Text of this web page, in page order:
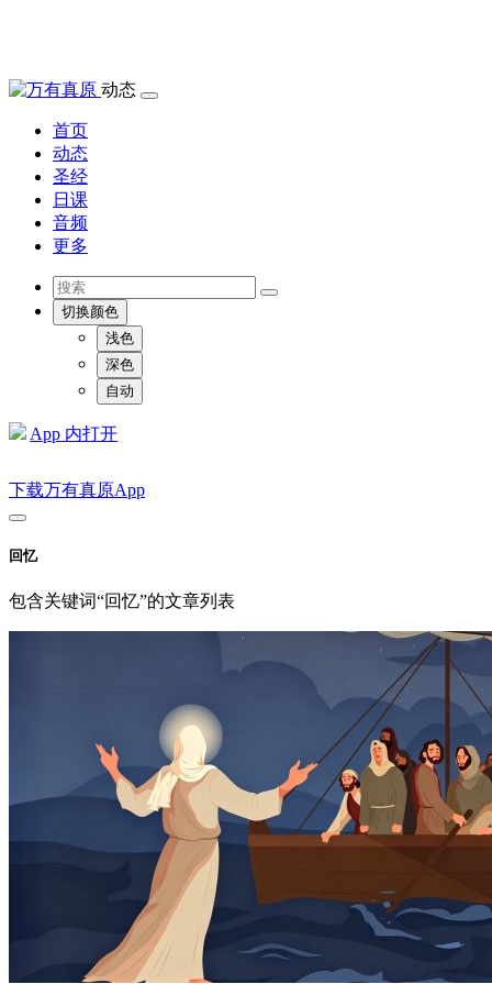
动态
首页
动态
圣经
日课
音频
更多
切换颜色
浅色
深色
自动
App 内打开
下载万有真原App
回忆
包含关键词“回忆”的文章列表